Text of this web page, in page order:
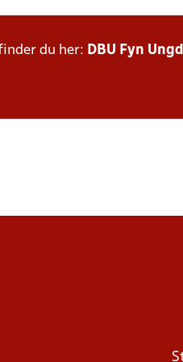
du her: DBU Fyn